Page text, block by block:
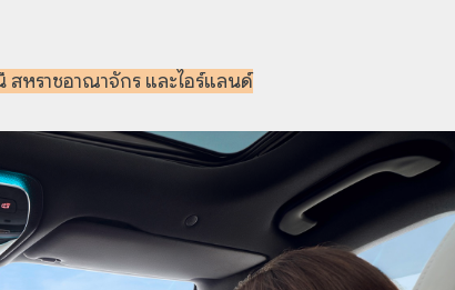
สหราชอาณาจักร และไอร์แลนด์